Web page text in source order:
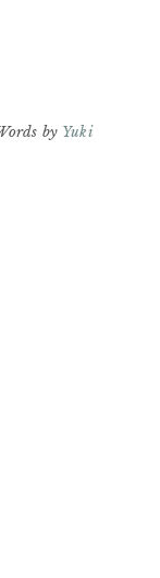
by Yuki